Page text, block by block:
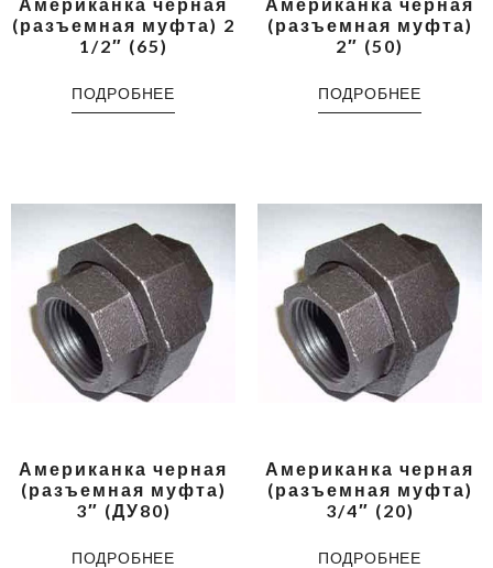
(разъемная муфта) 2
1/2″ (65)
ПОДРОБНЕЕ
(разъемная муфта)
2″ (50)
ПОДРОБНЕЕ
Американка черная
(разъемная муфта)
3″ (ДУ80)
ПОДРОБНЕЕ
Американка черная
(разъемная муфта)
3/4″ (20)
ПОДРОБНЕЕ